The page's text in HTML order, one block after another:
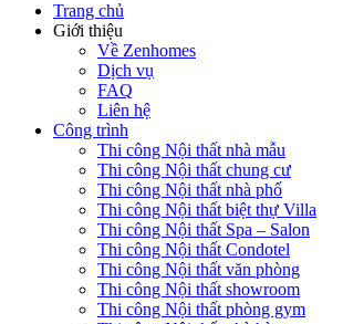
Trang chủ
Giới thiệu
Về Zenhomes
Dịch vụ
FAQ
Liên hệ
Công trình
Thi công Nội thất nhà mẫu
Thi công Nội thất chung cư
Thi công Nội thất nhà phố
Thi công Nội thất biệt thự Villa
Thi công Nội thất Spa – Salon
Thi công Nội thất Condotel
Thi công Nội thất văn phòng
Thi công Nội thất showroom
Thi công Nội thất phòng gym